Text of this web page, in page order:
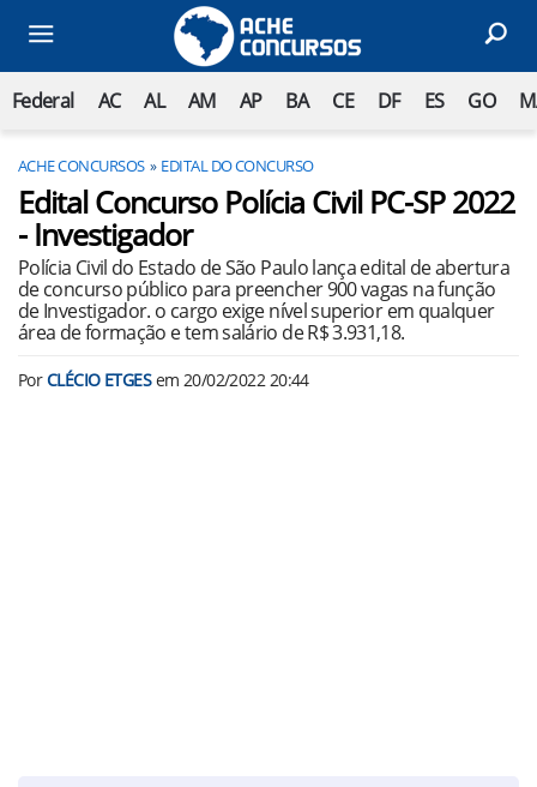
Federal AC AL AM AP BA CE DF ES GO
ACHE CONCURSOS EDITAL DO CONCURSO
Edital Concurso Polícia Civil PC-SP 2022
- Investigador
Polícia Civil do Estado de São Paulo lança edital de abertura
de concurso público para preencher 900 vagas na função
de Investigador. o cargo exige nível superior em qualquer
área de formação e tem salário de R$ 3.931,18.
PorCLÉCIO ETGESem 20/02/2022 20:44